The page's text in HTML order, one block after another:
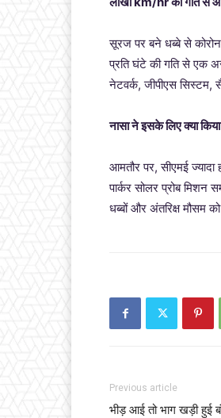
सूरज पर बने धब्बे से
प्रति घंटे की गति से
नेटवर्क, जीपीएस सिस्टम,
नासा ने इसके लिए क्या
आमतौर पर, सीएमई
पार्कर सोलर प्रोब मिशन
धब्बों और अंतरिक्ष मौसम
Previous article
भीड़ आई तो भाग खड़ी हुई